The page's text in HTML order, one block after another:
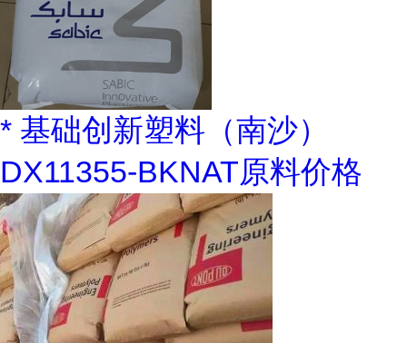
* 基础创新塑料（南沙）
DX11355-BKNAT原料价格